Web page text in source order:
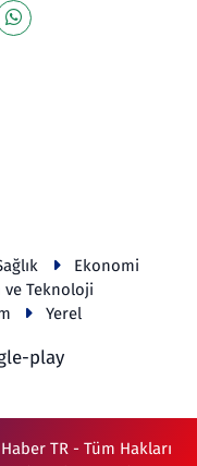
Ekonomi
ve Teknoloji
Yerel
TR - Tüm Hakları